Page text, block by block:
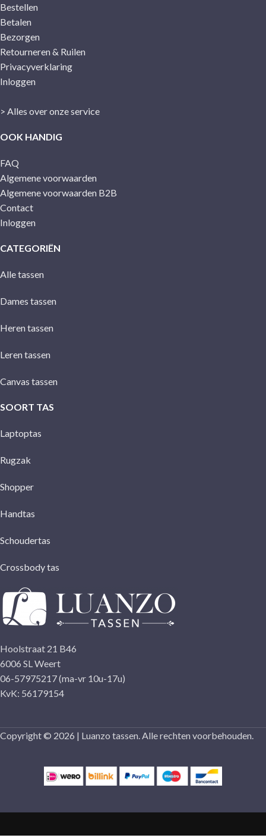
Bestellen
Betalen
Bezorgen
Retourneren & Ruilen
Privacyverklaring
Inloggen
> Alles over onze service
OOK HANDIG
FAQ
Algemene voorwaarden
Algemene voorwaarden B2B
Contact
Inloggen
CATEGORIËN
Alle tassen
Dames tassen
Heren tassen
Leren tassen
Canvas tassen
SOORT TAS
Laptoptas
Rugzak
Shopper
Handtas
Schoudertas
Crossbody tas
Hoolstraat 21 B46
6006 SL Weert
06-57975217 (ma-vr 10u-17u)
KvK: 56179154
Copyright © 2026 | Luanzo tassen. Alle rechten voorbehouden.